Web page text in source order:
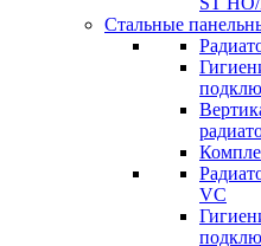
Стальные
VC